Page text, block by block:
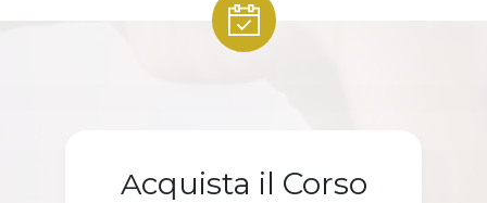
Acquista il Corso